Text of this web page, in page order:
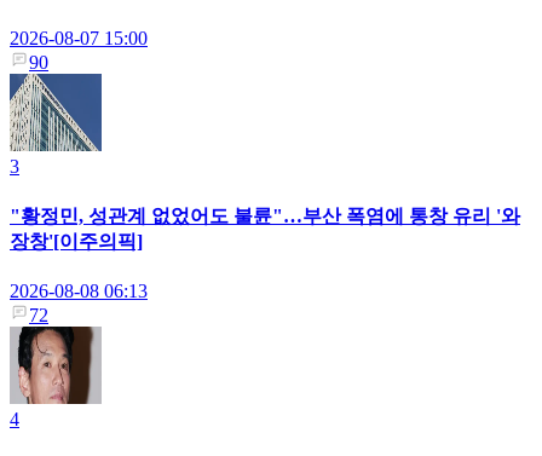
2026-08-07 15:00
90
3
"황정민, 성관계 없었어도 불륜"…부산 폭염에 통창 유리 '와
장창'[이주의픽]
2026-08-08 06:13
72
4